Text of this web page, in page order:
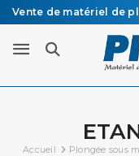
Vente de matériel de
Livraison sous 48h à
Accueil Plongée sous